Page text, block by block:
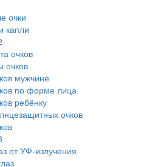
очки
капли
очков
очков
мужчине
по форме лица
ребёнку
очков
от УФ-излучения